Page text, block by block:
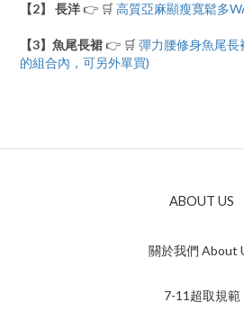
【2】 長洋👉 🛒 高質亞麻顯瘦寬鬆多
【3】 魚尾長裙👉 🛒 彈力腰修身魚尾
的組合內，可另外單買)
ABOUT US
關於我們 About
7-11超取規範